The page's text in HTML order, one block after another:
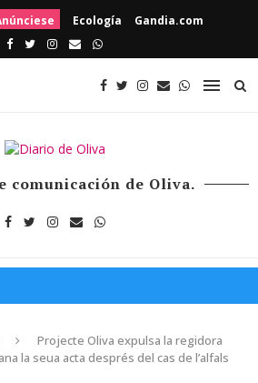
Ecología Gandia.com
comunicación de Oliva.
Projecte Oliva expulsa la regidora
la seua acta després del cas de l’alfals